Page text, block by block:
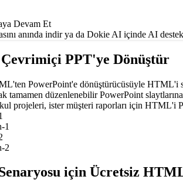
Devam Et
anında indir ya da Dokie AI içinde AI
PPT'ye Dönüştür
PowerPoint'e dönüştürücüsüyle HTML'i
tamamen düzenlenebilir PowerPoint
projeleri, ister müşteri raporları için HTML'i
için Ücretsiz